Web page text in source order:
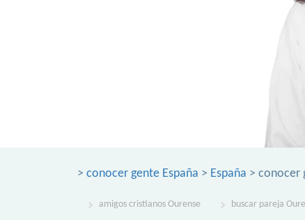
> conocer gente España > España > conocer
amigos cristianos Ourense buscar pareja